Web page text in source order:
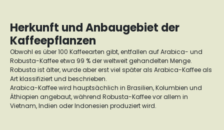
Herkunft und Anbaugebiet der
Kaffeepflanzen
Obwohl es über 100 Kaffeearten gibt, entfallen auf Arabica- und
Robusta-Kaffee etwa 99 % der weltweit gehandelten Menge.
Robusta ist älter, wurde aber erst viel später als Arabica-Kaffee als
Art klassifiziert und beschrieben.
Arabica-Kaffee wird hauptsächlich in Brasilien, Kolumbien und
Äthiopien angebaut, während Robusta-Kaffee vor allem in
Vietnam, Indien oder Indonesien produziert wird.